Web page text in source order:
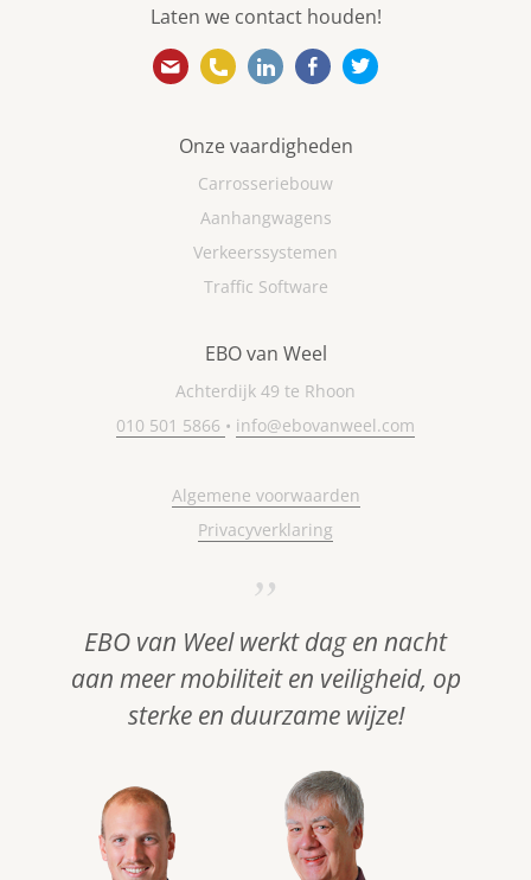
Laten we contact houden!
info@ebovanweel.com
010 501 5866
https://www.linkedin.com/
https://
Onze vaardigheden
Carrosseriebouw
Aanhangwagens
Verkeerssystemen
Traffic Software
EBO van Weel
Achterdijk 49 te Rhoon
010 501 5866 • info@ebovanweel.com
Algemene voorwaarden
Privacyverklaring
EBO van Weel werkt dag en nacht
aan meer mobiliteit en veiligheid, op
sterke en duurzame wijze!